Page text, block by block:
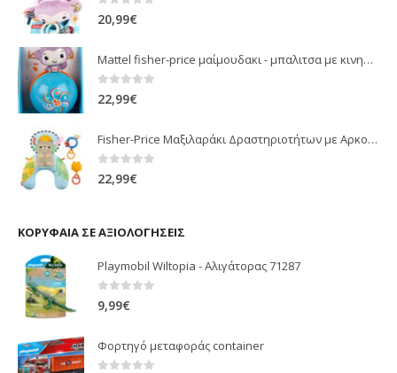
0 out of 5
20,99€
Mattel fisher-price μαίμουδακι - μπαλιτσα με κινηση JLB95
0 out of 5
22,99€
Fisher-Price Μαξιλαράκι Δραστηριοτήτων με Αρκουδάκι (JHB44)
0 out of 5
22,99€
ΚΟΡΥΦΑΊΑ ΣΕ ΑΞΙΟΛΟΓΉΣΕΙΣ
Playmobil Wiltopia - Αλιγάτορας 71287
0 out of 5
9,99€
Φορτηγό μεταφοράς container